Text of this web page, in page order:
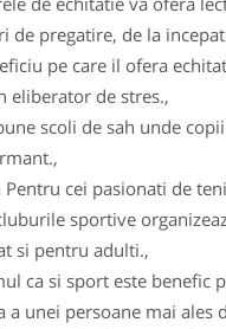
de pregatire, de la
pe care il ofera
eliberator de stres.,
scoli de sah unde
Pentru cei pasionati de
sportive
si pentru adulti.,
ca si sport este benefic
a unei persoane mai ales